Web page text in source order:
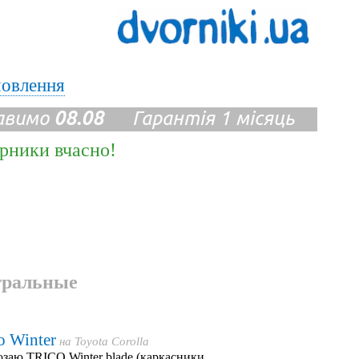
08.08Гарантія 1 місяць
вчасно!
Winter на Toyota Corolla